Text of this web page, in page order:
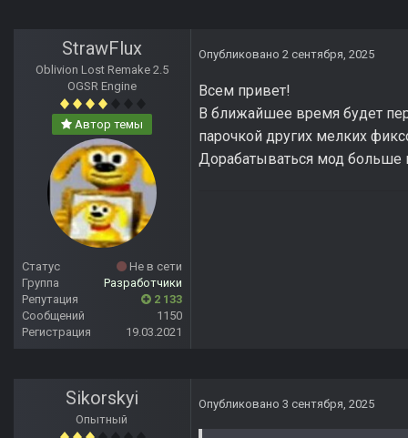
StrawFlux
Oblivion Lost Remake 2.5
OGSR Engine
Автор темы
Статус
Не в сети
Группа
Разработчики
Репутация
2 133
Сообщений
1150
Регистрация
19.03.2021
Опубликовано 2 сентября, 2025
Всем привет!
В ближайшее время будет
парочкой других мелких
Дорабатываться мод больше
Sikorskyi
Опытный
Опубликовано 3 сентября, 2025